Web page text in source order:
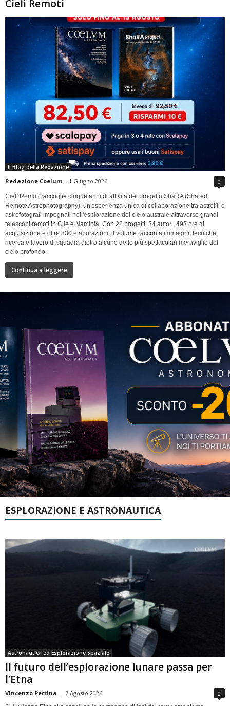
Cieli Remoti
Il Blog della Redazione
Redazione Coelum - 1 Giugno 2026 0
Cieli Remoti raccoglie cinque anni di attività del progetto ShaRA (Shared
Remote Astrophotography), un'esperienza unica di collaborazione tra astrofili e
astrofotografi impegnati nell'esplorazione del cielo australe attraverso grandi
telescopi remoti in Cile e Namibia. Con 22 progetti, 34 autori, 493 ore di
acquisizione e oltre 330 elaborazioni, il volume racconta immagini, tecniche,
ricerca e lavoro di squadra dietro alcune delle più spettacolari meraviglie del
cielo profondo.
Continua a leggere
ESPLORAZIONE E ASTRONAUTICA
Astronautica ed Esplorazione Spaziale
Il futuro dell’esplorazione lunare passa per
l’Etna
Vincenzo Pettina - 7 Agosto 2026 0